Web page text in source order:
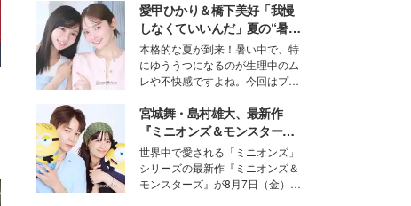
愛甲ひかり＆橋下美好「我慢
しなくていいんだ」夏の“暑さ
対策”の新しい選択肢とは？
本格的な夏が到来！暑い中で、特
にゆううつになるのが生理中のム
レや不快感ですよね。今回はプラ
モデル・愛甲ひかりさんと橋下美
好さんを迎えて本音で女子会トー
ク。猛暑のお出かけを快適に過ご
すヒントや、2人が感動した夏の
生理の新常識にも迫りました。
宮城舞・島村雄大、最新作
『ミニオンズ＆モンスター
ズ』の魅力熱弁 ハチャメチャ
だけじゃない“友情と絆”に感
動
世界中で愛される「ミニオンズ」
シリーズの最新作『ミニオンズ＆
モンスターズ』が8月7日（金）に